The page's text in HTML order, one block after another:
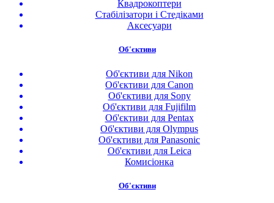
Квадрокоптери
Стабілізатори і Стедіками
Аксесуари
Об'єктиви
Об'єктиви для Nikon
Об'єктиви для Canon
Об'єктиви для Sony
Об'єктиви для Fujifilm
Об'єктиви для Pentax
Об'єктиви для Olympus
Об'єктиви для Panasonic
Об'єктиви для Leica
Комисіонка
Об'єктиви